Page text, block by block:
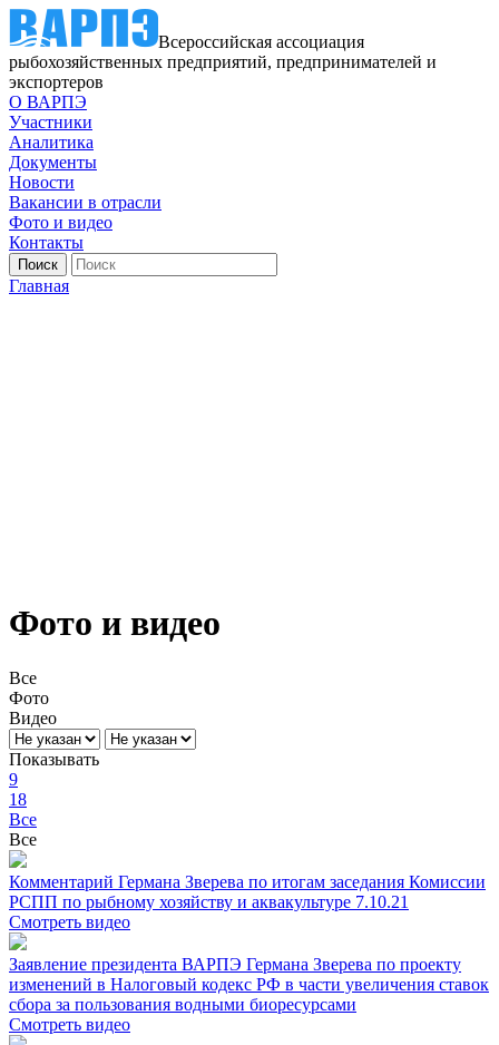
Всероссийская ассоциация
рыбохозяйственных предприятий, предпринимателей и
экспортеров
О ВАРПЭ
Участники
Аналитика
Документы
Новости
Вакансии в отрасли
Фото и видео
Контакты
Главная
Фото и видео
Все
Фото
Видео
Показывать
9
18
Все
Все
Комментарий Германа Зверева по итогам заседания Комиссии
РСПП по рыбному хозяйству и аквакультуре 7.10.21
Смотреть видео
Заявление президента ВАРПЭ Германа Зверева по проекту
изменений в Налоговый кодекс РФ в части увеличения ставок
сбора за пользования водными биоресурсами
Смотреть видео